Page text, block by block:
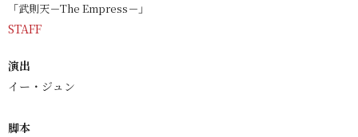
「武則天－The Empress－」
STAFF
演出
イー・ジュン
脚本